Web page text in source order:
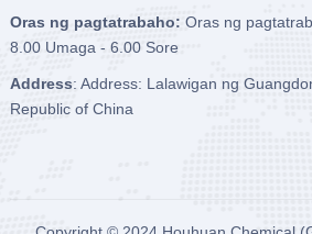
Oras ng pagtatrabaho: Oras ng
8.00 Umaga - 6.00 Sore
Address: Address: Lalawigan ng
Republic of China